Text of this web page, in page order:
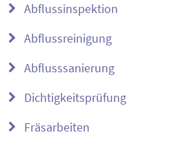
Abflussinspektion
Abflussreinigung
Abflusssanierung
Dichtigkeitsprüfung
Fräsarbeiten